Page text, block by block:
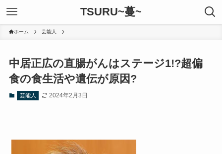
TSURU~蔓~
ホーム 芸能人
中居正広の直腸がんはステージ1!?超偏
食の食生活や遺伝が原因?
芸能人 2024年2月3日